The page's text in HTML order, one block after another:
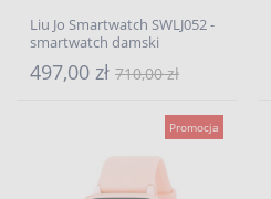
Liu Jo Smartwatch SWLJ052 -
smartwatch damski
497,00 zł 710,00 zł
Promocja